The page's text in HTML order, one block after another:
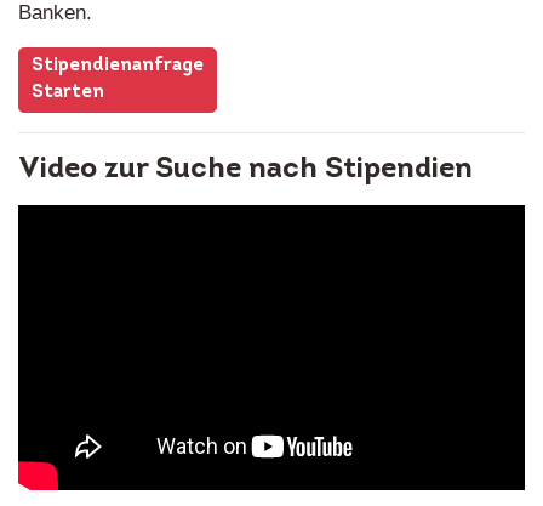
Banken.
Stipendienanfrage
Starten
Video zur Suche nach Stipendien